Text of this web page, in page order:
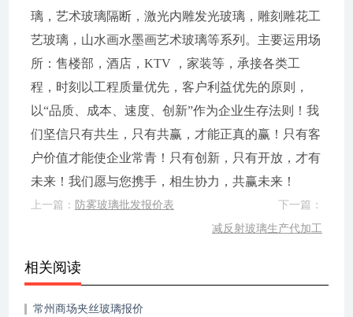
璃，艺术玻璃隔断，激光内雕发光玻璃，雕刻雕花工
艺玻璃，山水画水墨画艺术玻璃等系列。主要运用场
所：售楼部，酒店，KTV ，家装等，承接各类工
程，时刻以工程质量优先，客户利益优先的原则，
以“品质、成本、速度、创新”作为企业生存法则！我
们坚信只有共生，只有共赢，才能正真的赢！只有客
户价值才能使企业常青！只有创新，只有开放，才有
未来！我们愿与您携手，相生协力，共赢未来！
上一篇： 防雾玻璃批发报价表
下一篇：
减反射玻璃生产代加工
相关阅读
常州商场夹丝玻璃报价